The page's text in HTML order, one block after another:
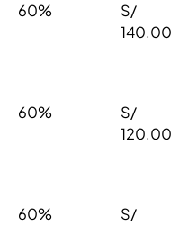
60%
S/
140.00
60%
S/
120.00
60%
S/